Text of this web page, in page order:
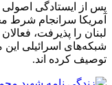
پس از ایستادگی اصولی
آمریکا سرانجام شرط
لبنان را پذیرفت،
شبکه‌های اسرائیلی این
توصیف کرده اند.